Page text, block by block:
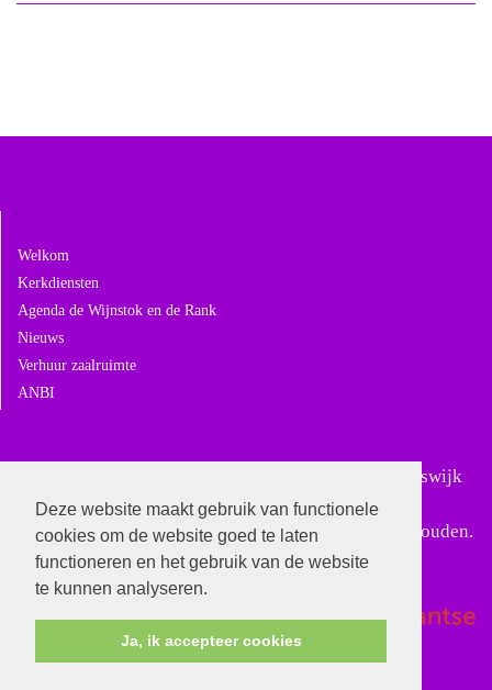
Deze website maakt gebruik van functionele
cookies om de website goed te laten
functioneren en het gebruik van de website
te kunnen analyseren.
Ja, ik accepteer cookies
Welkom
Kerkdiensten
Agenda de Wijnstok en de Rank
Nieuws
Verhuur zaalruimte
ANBI
Sinds 18 februari 2024 is Gereformeerd Giessen-Rijswijk
samengegaan met Gereformeerd Andel. In Giessen-
Rijswijk worden alleen nog bijzondere diensten gehouden.